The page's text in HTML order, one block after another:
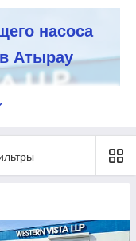
насоса
Атырау
марки BBA
бренда на
поставляется с
откачки воды под